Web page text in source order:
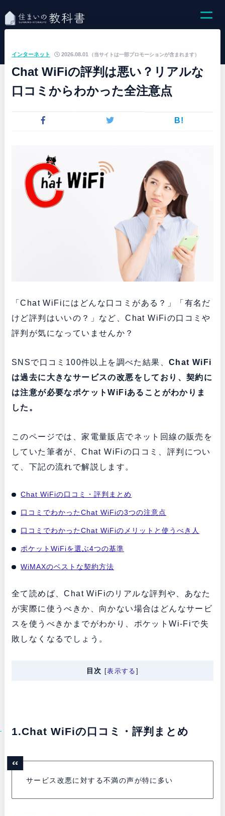
（当サイトは一部プロモーションが含まれます）
インターネット 2026.08.01
Chat WiFiの評判は悪い？リアルな
口コミからわかった全注意点
B!
「Chat WiFiにはどんな口コミがある？」「有名だ
けど評判はいいの？」など、Chat WiFiの口コミや
評判が気になっていませんか？
SNSで口コミ100件以上を調べた結果、 Chat WiFi
は過去に大きなサービスの改悪をしており、契約に
は注意が必要なポケットWiFiあることがわかりま
した。
このページでは、家電量販店でネット回線の販売を
していた筆者が、Chat WiFiの口コミ、評判につい
て、下記の流れで解説します。
Chat WiFiの口コミ・評判まとめ
口コミでわかったChat WiFiの3つの注意点
口コミでわかったChat WiFiのメリットと使うべき人
ポケットWiFiを選ぶ4つの基準
WiMAXのベストな契約方法
全て読めば、Chat WiFiのリアルな評判や、あなた
が実際に使うべきか、向かない場合はどんなサービ
スを使うべきかまでがわかり、ポケットWi-Fiで失
敗しなくなるでしょう。
目次 [表示する
1.Chat WiFiの口コミ・評判まとめ
サービス改悪に対する不満の声が特に多い